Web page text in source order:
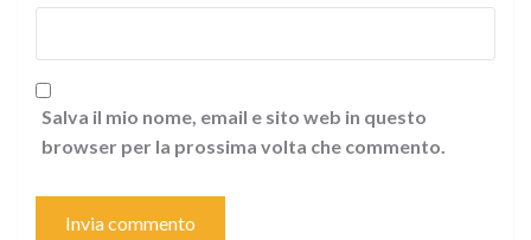
Salva il mio nome, email e sito web in questo
browser per la prossima volta che commento.